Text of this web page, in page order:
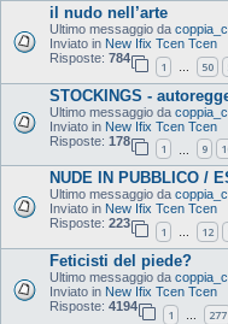
il nudo nell’arte
Ultimo messaggio da
Inviato in New Ifix Tcen Tcen
Risposte: 784
1 … 50
STOCKINGS -
Ultimo messaggio da
Inviato in New Ifix Tcen Tcen
Risposte: 178
1 9
NUDE IN PUBBLICO /
Ultimo messaggio da
Inviato in New Ifix Tcen Tcen
Risposte: 223
1 … 12
Feticisti del piede?
Ultimo messaggio da
Inviato in New Ifix Tcen Tcen
Risposte: 4194
1 … 277